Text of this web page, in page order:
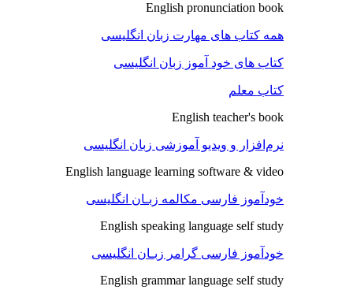
English pronunciation book
همه کتاب های مهارت زبان انگلیسی
کتاب های خود آموز زبان انگلیسی
کتاب معلم
English teacher's book
نرم‌افزار و ویدیو آموزشی زبان انگلیسی
English language learning software & video
خودآموز فارسی مکالمه زبـان انگلیسی
English speaking language self study
خودآموز فارسی گرامر زبـان انگلیسی
English grammar language self study